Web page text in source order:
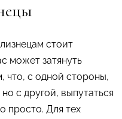
стоит
может затянуть
что, с одной стороны,
с другой, выпутаться
просто. Для тех